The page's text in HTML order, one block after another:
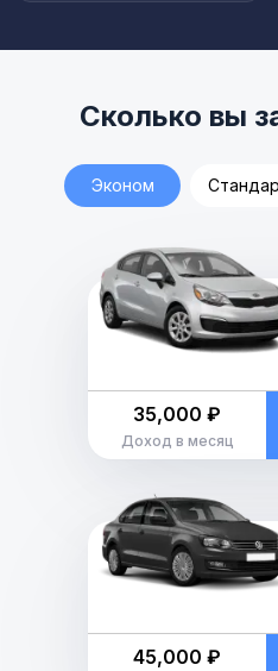
Сколько вы
Эконом
35,000 ₽
Доход в месяц
45,000 ₽